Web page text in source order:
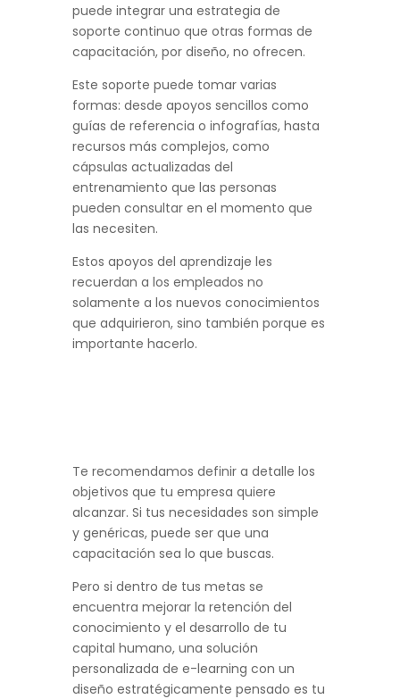
puede integrar una estrategia de
soporte continuo que otras formas de
capacitación, por diseño, no ofrecen.
Este soporte puede tomar varias
formas: desde apoyos sencillos como
guías de referencia o infografías, hasta
recursos más complejos, como
cápsulas actualizadas del
entrenamiento que las personas
pueden consultar en el momento que
las necesiten.
Estos apoyos del aprendizaje les
recuerdan a los empleados no
solamente a los nuevos conocimientos
que adquirieron, sino también porque es
importante hacerlo.
Te recomendamos definir a detalle los
objetivos que tu empresa quiere
alcanzar. Si tus necesidades son simple
y genéricas, puede ser que una
capacitación sea lo que buscas.
Pero si dentro de tus metas se
encuentra mejorar la retención del
conocimiento y el desarrollo de tu
capital humano, una solución
personalizada de e-learning con un
diseño estratégicamente pensado es tu